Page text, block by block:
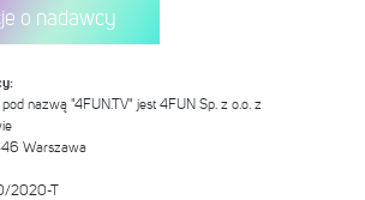
o nadawcy
nazwą "4FUN.TV" jest 4FUN Sp. z o.o. z
Warszawa
2020-T